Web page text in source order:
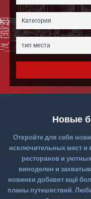
Категория
тип места
Новые
Откройте для себя
исключительных мест и
ресторанов и
виноделен и
новинки добавят ещё
планы путешествий.